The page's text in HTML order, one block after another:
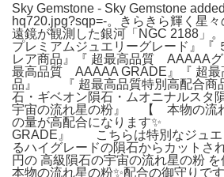
Sky Gemstone - Sky Gemstone
hq720.jpg?sqp=-。きらきら輝く星
遠鏡が観測した銀河「NGC 2188」
プレミアムジュエリーグレード』『
レア商品』『 超最高品質 AAAAA
最高品質 AAAAA GRADE』『 超最
品』 『 超最高品質特別高配合商
石・ギベオン隕石・ムオニナルスタ
宇宙の流れ星の粉』 【 本物の流
の量が高配合になります
GRADE』 こちらは特別なジュエ
るハイグレードの隕石からカットさ
円の 高級隕石の宇宙の流れ星の粉 を
本物の流れ星の粉✨配合の御守りで